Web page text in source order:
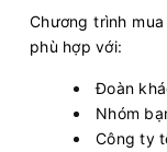
Chương trình
phù hợp với:
Đoàn
Nhóm
Công ty